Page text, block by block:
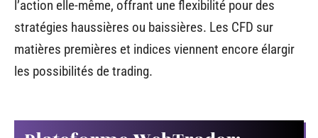
l’action elle-même, offrant une flexibilité pour des
stratégies haussières ou baissières. Les CFD sur
matières premières et indices viennent encore élargir
les possibilités de trading.